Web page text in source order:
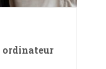
ordinateur